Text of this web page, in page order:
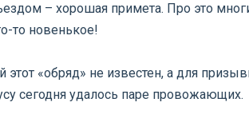
– хорошая примета. Про это
то новенькое!
«обряд» не известен, а для
сегодня удалось паре провожающих.